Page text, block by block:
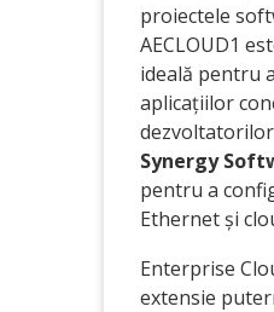
proiectele
AECLOUD1
ideală pentru
aplicațiilor
Synergy
pentru a
Ethernet și
Enterprise
extensie